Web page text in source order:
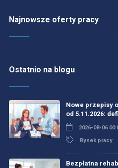
Najnowsze oferty pracy
Ostatnio na blogu
Nowe przepisy
od 5.11.2026:
2026-08-06
Rynek pracy
Bezpłatna